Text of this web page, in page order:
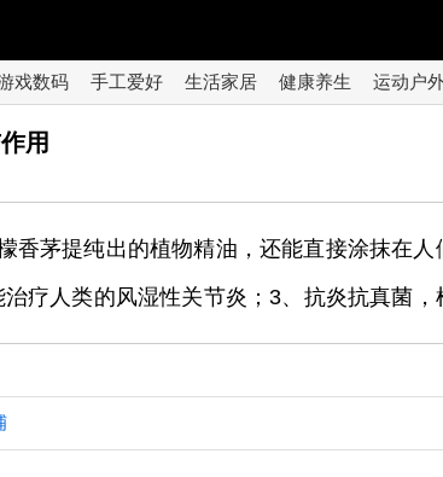
戏数码 手工爱好 生活家居 健康养生 运动户
用
香茅提纯出的植物精油，还能直接涂抹在
疗人类的风湿性关节炎；3、抗炎抗真菌